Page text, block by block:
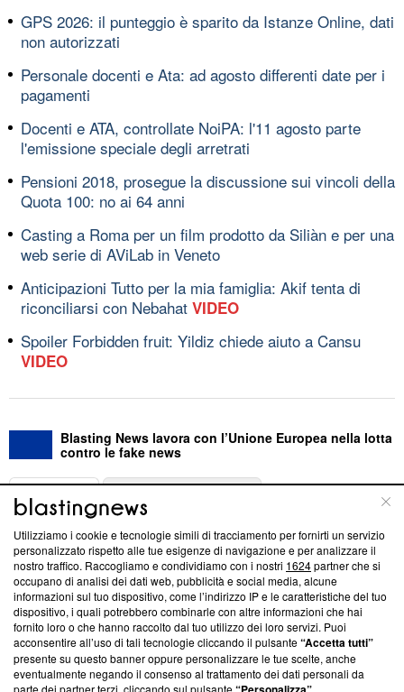
GPS 2026: il punteggio è sparito da Istanze Online, dati
non autorizzati
Personale docenti e Ata: ad agosto differenti date per i
pagamenti
Docenti e ATA, controllate NoiPA: l'11 agosto parte
l'emissione speciale degli arretrati
Pensioni 2018, prosegue la discussione sui vincoli della
Quota 100: no ai 64 anni
Casting a Roma per un film prodotto da Siliàn e per una
web serie di AViLab in Veneto
Anticipazioni Tutto per la mia famiglia: Akif tenta di
riconciliarsi con Nebahat VIDEO
Spoiler Forbidden fruit: Yildiz chiede aiuto a Cansu
VIDEO
Blasting News lavora con l’Unione Europea nella lotta
contro le fake news
ABOUT
Questa sezione offre informazioni trasparenti su Blasting
News, sui nostri processi editoriali e su come ci impegniamo a
creare news di qualità. Inoltre, afferma la nostra aderenza a
‘Trust Project - News with Integrity’Blasting News non è
ancora membro del programma, ma ha richiesto di farne
parte; Trust Project non ha ancora effettuato una verifica di
conformità agli standard.
Utilizziamo i cookie e tecnologie simili di tracciamento per fornirti un servizio
personalizzato rispetto alle tue esigenze di navigazione e per analizzare il
nostro traffico. Raccogliamo e condividiamo con i nostri 1624partner che si
occupano di analisi dei dati web, pubblicità e social media, alcune
informazioni sul tuo dispositivo, come l’indirizzo IP e le caratteristiche del tuo
dispositivo, i quali potrebbero combinarle con altre informazioni che hai
fornito loro o che hanno raccolto dal tuo utilizzo dei loro servizi. Puoi
acconsentire all’uso di tali tecnologie cliccando il pulsante“Accetta tutti”
presente su questo banner oppure personalizzare le tue scelte, anche
eventualmente negando il consenso al trattamento dei dati personali da
parte dei partner terzi, cliccando sul pulsante